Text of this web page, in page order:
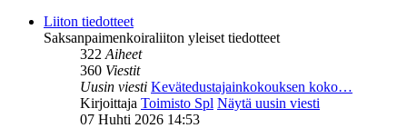
Liiton tiedotteet
Saksanpaimenkoiraliiton yleiset tiedotteet
322Aiheet
360 Viestit
Uusin viesti Kevätedustajainkokouksen koko…
Kirjoittaja Toimisto Spl Näytä uusin viesti
07 Huhti 2026 14:53